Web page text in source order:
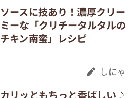
ソースに技あり！濃厚クリー
ミーな「クリチータルタルの
チキン南蛮」レシピ
しにゃ
カリッともちっと香ばしい♪